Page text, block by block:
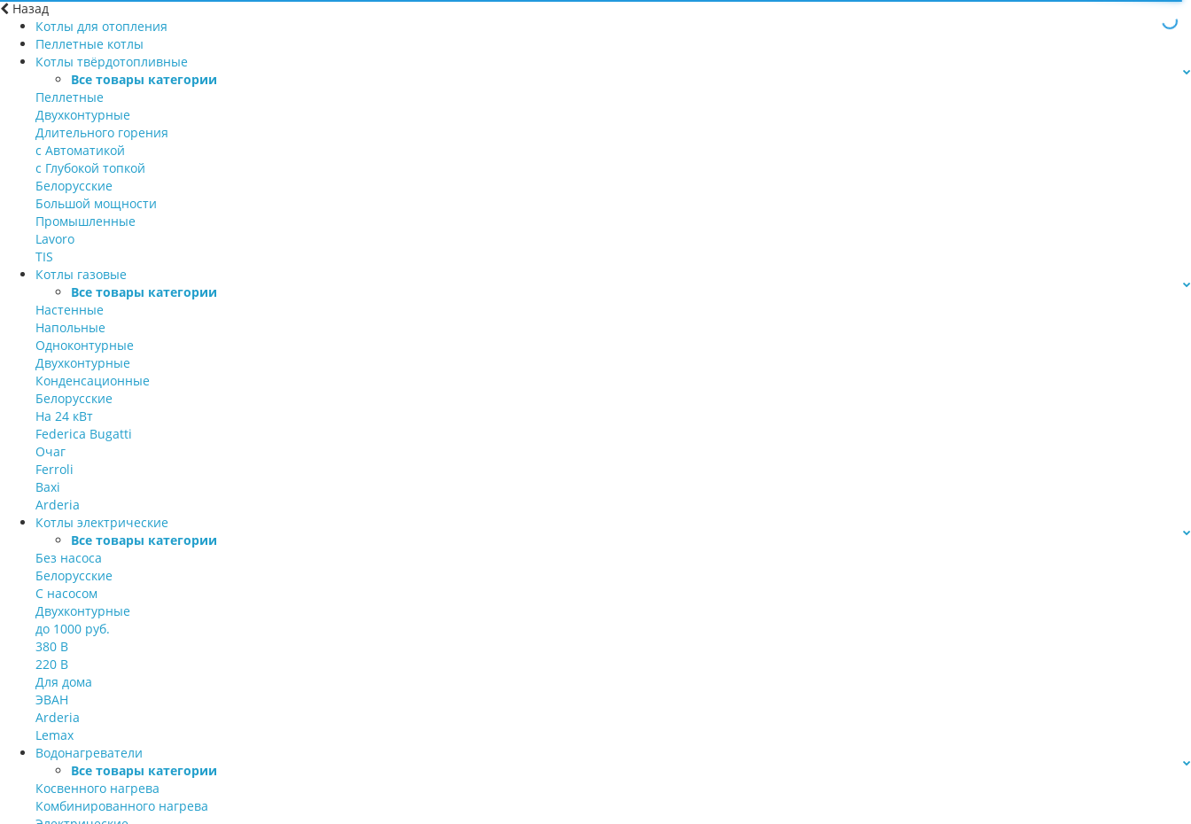
Назад
Котлы для отопления
Пеллетные котлы
Котлы твёрдотопливные
Все товары категории
Пеллетные
Двухконтурные
Длительного горения
с Автоматикой
с Глубокой топкой
Белорусские
Большой мощности
Промышленные
Lavoro
TIS
Котлы газовые
Все товары категории
Настенные
Напольные
Одноконтурные
Двухконтурные
Конденсационные
Белорусские
На 24 кВт
Federica Bugatti
Очаг
Ferroli
Baxi
Arderia
Котлы электрические
Все товары категории
Без насоса
Белорусские
С насосом
Двухконтурные
до 1000 руб.
380 В
220 В
Для дома
ЭВАН
Arderia
Lemax
Водонагреватели
Все товары категории
Косвенного нагрева
Комбинированного нагрева